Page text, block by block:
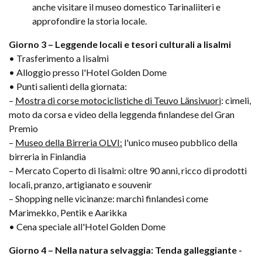
anche visitare il museo domestico Tarinaliiteri e
approfondire la storia locale.
Giorno 3 – Leggende locali e tesori culturali a Iisalmi
• Trasferimento a Iisalmi
• Alloggio presso l'Hotel Golden Dome
• Punti salienti della giornata:
– Mostra di corse motociclistiche di Teuvo Länsivuori: cimeli,
moto da corsa e video della leggenda finlandese del Gran
Premio
– Museo della Birreria OLVI: l'unico museo pubblico della
birreria in Finlandia
– Mercato Coperto di Iisalmi: oltre 90 anni, ricco di prodotti
locali, pranzo, artigianato e souvenir
– Shopping nelle vicinanze: marchi finlandesi come
Marimekko, Pentik e Aarikka
• Cena speciale all'Hotel Golden Dome
Giorno 4 – Nella natura selvaggia: Tenda galleggiante -